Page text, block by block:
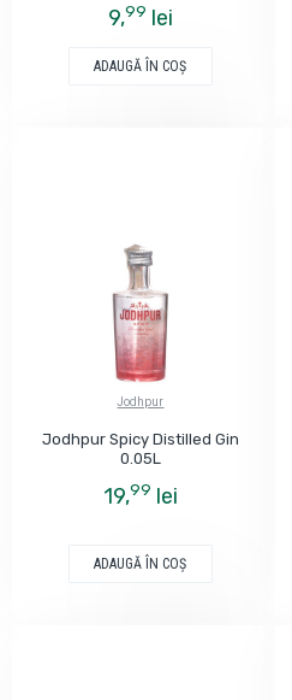
9,99 lei
ADAUGĂ ÎN COŞ
Jodhpur
Jodhpur Spicy Distilled Gin
0.05L
19,99 lei
ADAUGĂ ÎN COŞ